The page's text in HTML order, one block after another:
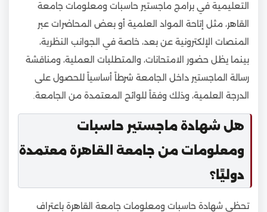
التعليمية في برامج ماجستير حاسبات ومعلومات جامعة
القاهر، مثل إتاحة المواد العلمية أو بعض المحاضرات عبر
المنصات الإلكترونية عن بعد، خاصة في الجوانب النظرية،
بينما يظل حضور الامتحانات، والمتطلبات العملية، ومناقشة
رسالة الماجستير داخل الجامعة شرطاً أساسياً للحصول على
الدرجة العلمية، وذلك وفقاً للوائح المعتمدة من الجامعة.
هل شهادة ماجستير حاسبات
ومعلومات من جامعة القاهرة معتمدة
دوليًا؟
تحظى شهادة حاسبات ومعلومات جامعة القاهرة باعتراف